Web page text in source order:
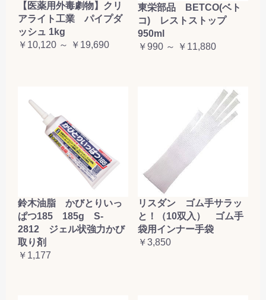
【医薬用外毒劇物】クリ
アライト工業 パイプダ
ッシュ 1kg
￥10,120 ～ ￥19,690
東栄部品 BETCO(ベト
コ) レストストップ
950ml
￥990 ～ ￥11,880
鈴木油脂 かびとりいっ
ぱつ185 185g S-
2812 ジェル状強力かび
取り剤
￥1,177
リスダン ゴム手サラッ
と！（10双入） ゴム手
袋用インナー手袋
￥3,850